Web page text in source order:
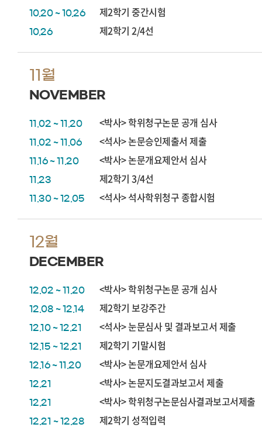
10.20 ~ 10.26 제2학기 중간시험
10.26 제2학기 2/4선
11월
NOVEMBER
11.02 ~ 11.20 <박사> 학위청구논문 공개 심사
11.02 ~ 11.06 <석사> 논문승인제출서 제출
11.16 ~ 11.20 <박사> 논문개요제안서 심사
11.23 제2학기 3/4선
11.30 ~ 12.05 <석사> 석사학위청구 종합시험
12월
DECEMBER
12.02 ~ 11.20 <박사> 학위청구논문 공개 심사
12.08 ~ 12.14 제2학기 보강주간
12.10 ~ 12.21 <석사> 눈문심사 및 결과보고서 제출
12.15 ~ 12.21 제2학기 기말시험
12.16 ~ 11.20 <박사> 논문개요제안서 심사
12.21 <박사> 논문지도결과보고서 제출
12.21 <박사> 학위청구논문심사결과보고서제출
12.21 ~ 12.28 제2학기 성적입력